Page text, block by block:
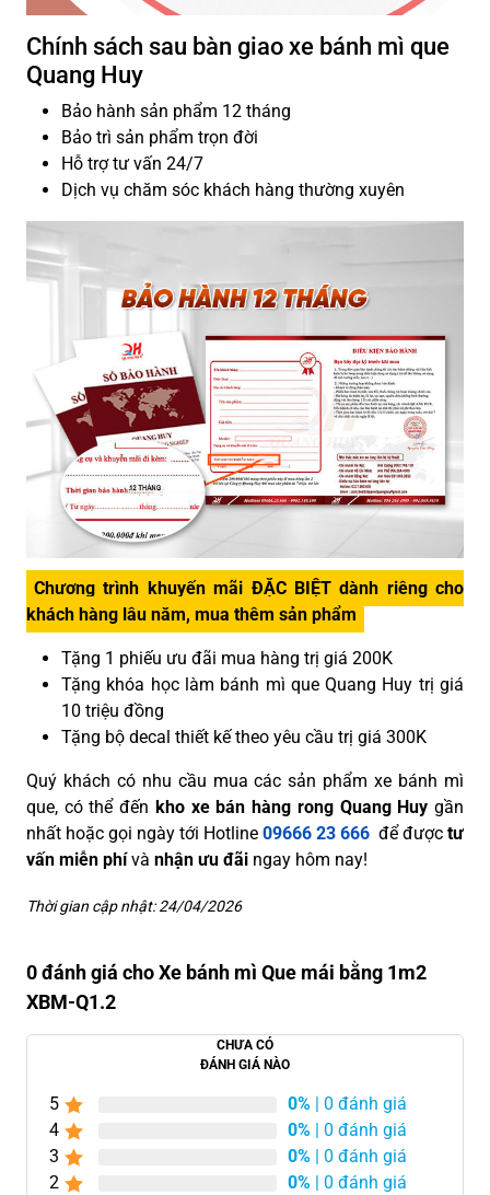
Chính sách sau bàn giao xe bánh mì que
Quang Huy
Bảo hành sản phẩm 12 tháng
Bảo trì sản phẩm trọn đời
Hỗ trợ tư vấn 24/7
Dịch vụ chăm sóc khách hàng thường xuyên
Chương trình khuyến mãi ĐẶC BIỆT dành riêng cho
khách hàng lâu năm, mua thêm sản phẩm
Tặng 1 phiếu ưu đãi mua hàng trị giá 200K
Tặng khóa học làm bánh mì que Quang Huy trị giá
10 triệu đồng
Tặng bộ decal thiết kế theo yêu cầu trị giá 300K
Quý khách có nhu cầu mua các sản phẩm xe bánh mì
que, có thể đến kho xe bán hàng rong Quang Huy gần
nhất hoặc gọi ngày tới Hotline 09666 23 666 để được tư
vấn miễn phívà nhận ưu đãi ngay hôm nay!
Thời gian cập nhật: 24/04/2026
0 đánh giá cho Xe bánh mì Que mái bằng 1m2
XBM-Q1.2
CHƯA CÓ
ĐÁNH GIÁ NÀO
5 0% | 0 đánh giá
4
0% | 0 đánh giá
3
0% | 0 đánh giá
2
0% | 0 đánh giá